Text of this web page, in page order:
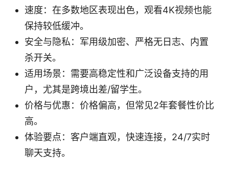
速度：在多数地区表现出色，观看4K视频也能
保持较低缓冲。
安全与隐私：军用级加密、严格无日志、内置
杀开关。
适用场景：需要高稳定性和广泛设备支持的用
户，尤其是跨境出差/留学生。
价格与优惠：价格偏高，但常见2年套餐性价比
高。
体验要点：客户端直观，快速连接，24/7实时
聊天支持。